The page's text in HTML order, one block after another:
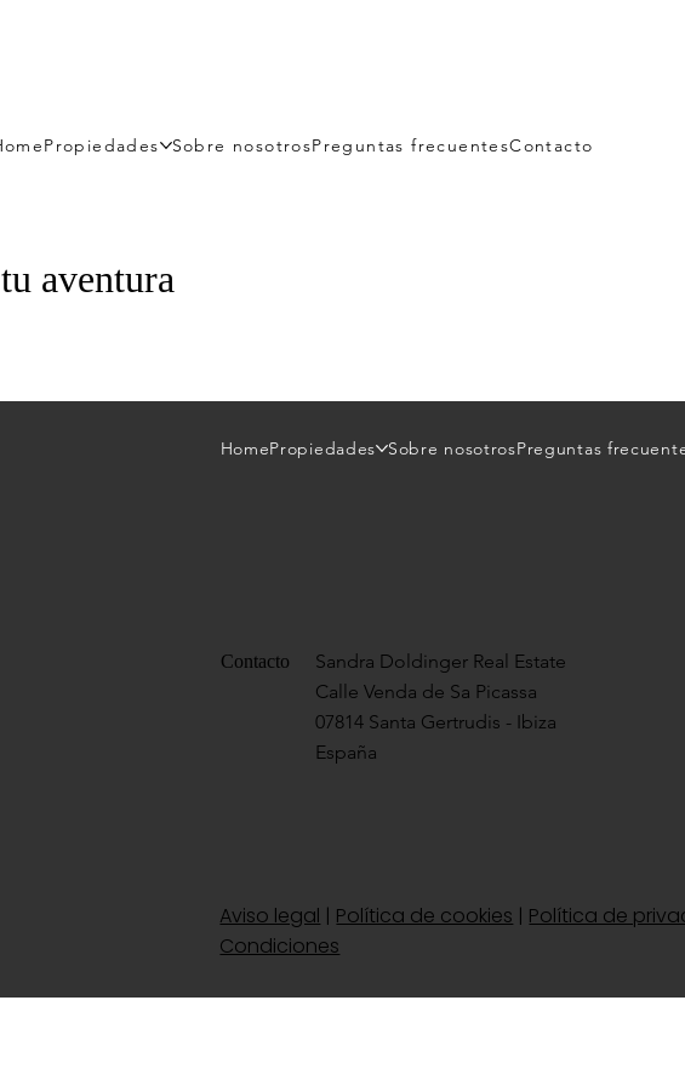
Propiedades Sobre nosotrosPreguntas frecuentesContacto
aventura
HomePropiedades Sobre nosotrosPreguntas
Contacto
Sandra Doldinger Real Estate
Calle Venda de Sa Picassa
07814 Santa Gertrudis - Ibiza
España
Aviso legal | Política de cookies | Política de
Condiciones